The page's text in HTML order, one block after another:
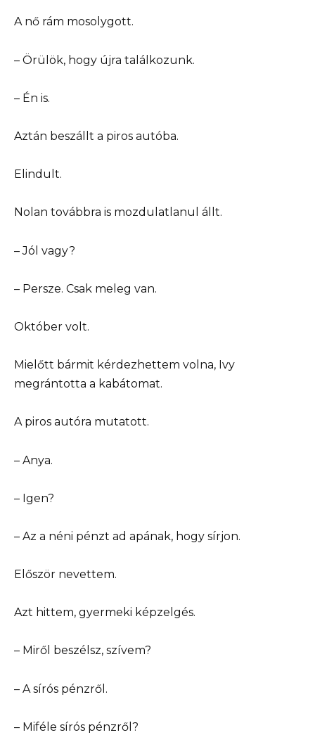
A nő rám mosolygott.
– Örülök, hogy újra találkozunk.
– Én is.
Aztán beszállt a piros autóba.
Elindult.
Nolan továbbra is mozdulatlanul állt.
– Jól vagy?
– Persze. Csak meleg van.
Október volt.
Mielőtt bármit kérdezhettem volna, Ivy
megrántotta a kabátomat.
A piros autóra mutatott.
– Anya.
– Igen?
– Az a néni pénzt ad apának, hogy sírjon.
Először nevettem.
Azt hittem, gyermeki képzelgés.
– Miről beszélsz, szívem?
– A sírós pénzről.
– Miféle sírós pénzről?